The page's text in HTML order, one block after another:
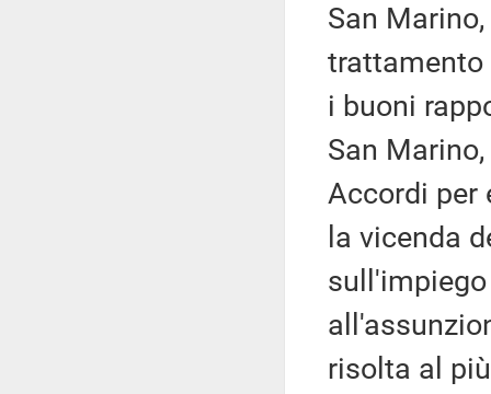
San
trattamento
i buoni
San
Accordi per
la vicenda
risolta al